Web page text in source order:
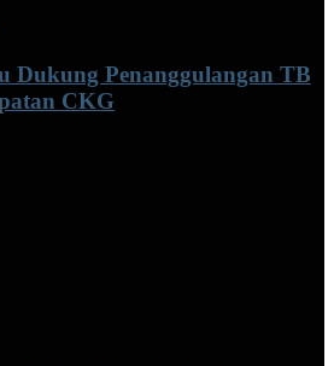
Dukung Penanggulangan TB
CKG